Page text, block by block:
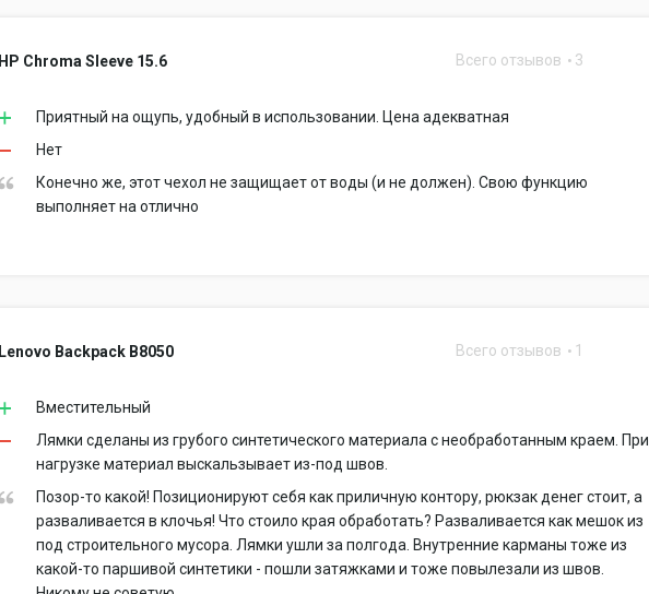
HP Chroma Sleeve 15.6 Всего отзывов 3
Приятный на ощупь, удобный в использовании. Цена адекватная
Нет
Конечно же, этот чехол не защищает от воды (и не должен). Свою функцию
выполняет на отлично
Lenovo Backpack B8050 Всего отзывов 1
Вместительный
Лямки сделаны из грубого синтетического материала с необработанным краем. При
нагрузке материал выскальзывает из-под швов.
Позор-то какой! Позиционируют себя как приличную контору, рюкзак денег стоит, а
разваливается в клочья! Что стоило края обработать? Разваливается как мешок из
под строительного мусора. Лямки ушли за полгода. Внутренние карманы тоже из
какой-то паршивой синтетики - пошли затяжками и тоже повылезали из швов.